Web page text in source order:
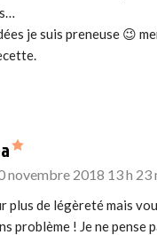
je suis preneuse 😉
says:
novembre 2018 13 h 23
plus de légèreté mais
problème ! Je ne pense